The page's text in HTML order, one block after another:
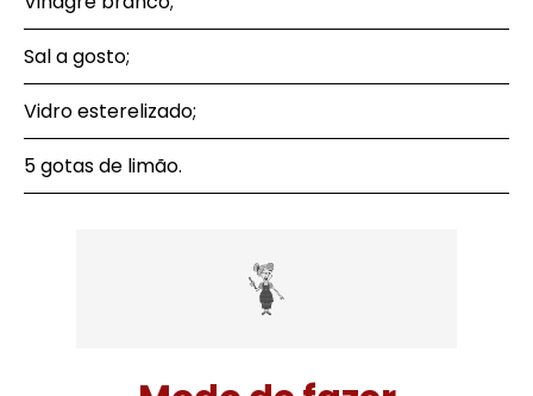
Sal a gosto;
Vidro esterelizado;
5 gotas de limão.